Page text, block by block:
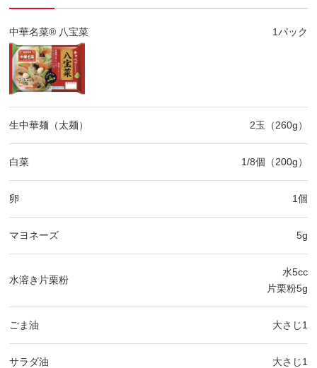
中華名菜® 八宝菜 1パック
生中華麺（太麺） 2玉（260g）
白菜 1/8個（200g）
卵 1個
マヨネーズ 5g
水溶き片栗粉
水5cc
片栗粉5g
ごま油 大さじ1
サラダ油 大さじ1